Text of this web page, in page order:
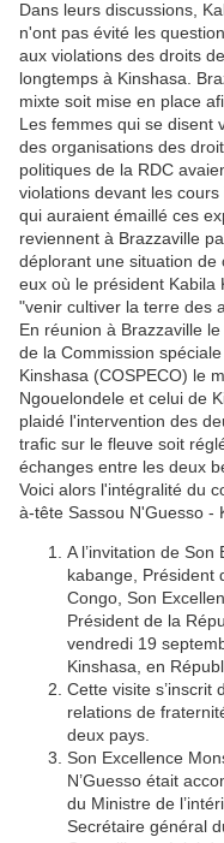
Dans leurs discussions,
n'ont pas évité les
aux violations des droits
longtemps à Kinshasa.
mixte soit mise en place
Les femmes qui se disent
des organisations des
politiques de la RDC
violations devant les
qui auraient émaillé ces
reviennent à Brazzaville
déplorant une situation de
eux où le président Kabila
"venir cultiver la terre des
En réunion à Brazzaville
de la Commission
Kinshasa (COSPECO) le
Ngouelondele et celui de
plaidé l'intervention des
trafic sur le fleuve soit
échanges entre les deux
Voici alors l'intégralité du
à-tête Sassou N'Guesso -
A l’invitation de
kabange, Président
Congo, Son
Président de la
vendredi 19
Kinshasa, en
Cette visite s’inscrit
relations de
deux pays.
Son Excellence
N’Guesso était
du Ministre de
Secrétaire général